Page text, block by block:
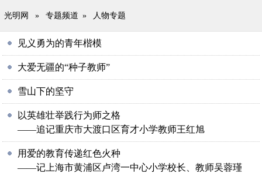
光明网 » 专题频道 » 人物专题
见义勇为的青年楷模
大爱无疆的“种子教师”
雪山下的坚守
以英雄壮举践行为师之格
——追记重庆市大渡口区育才小学教师王红旭
用爱的教育传递红色火种
——记上海市黄浦区卢湾一中心小学校长、教师吴蓉瑾